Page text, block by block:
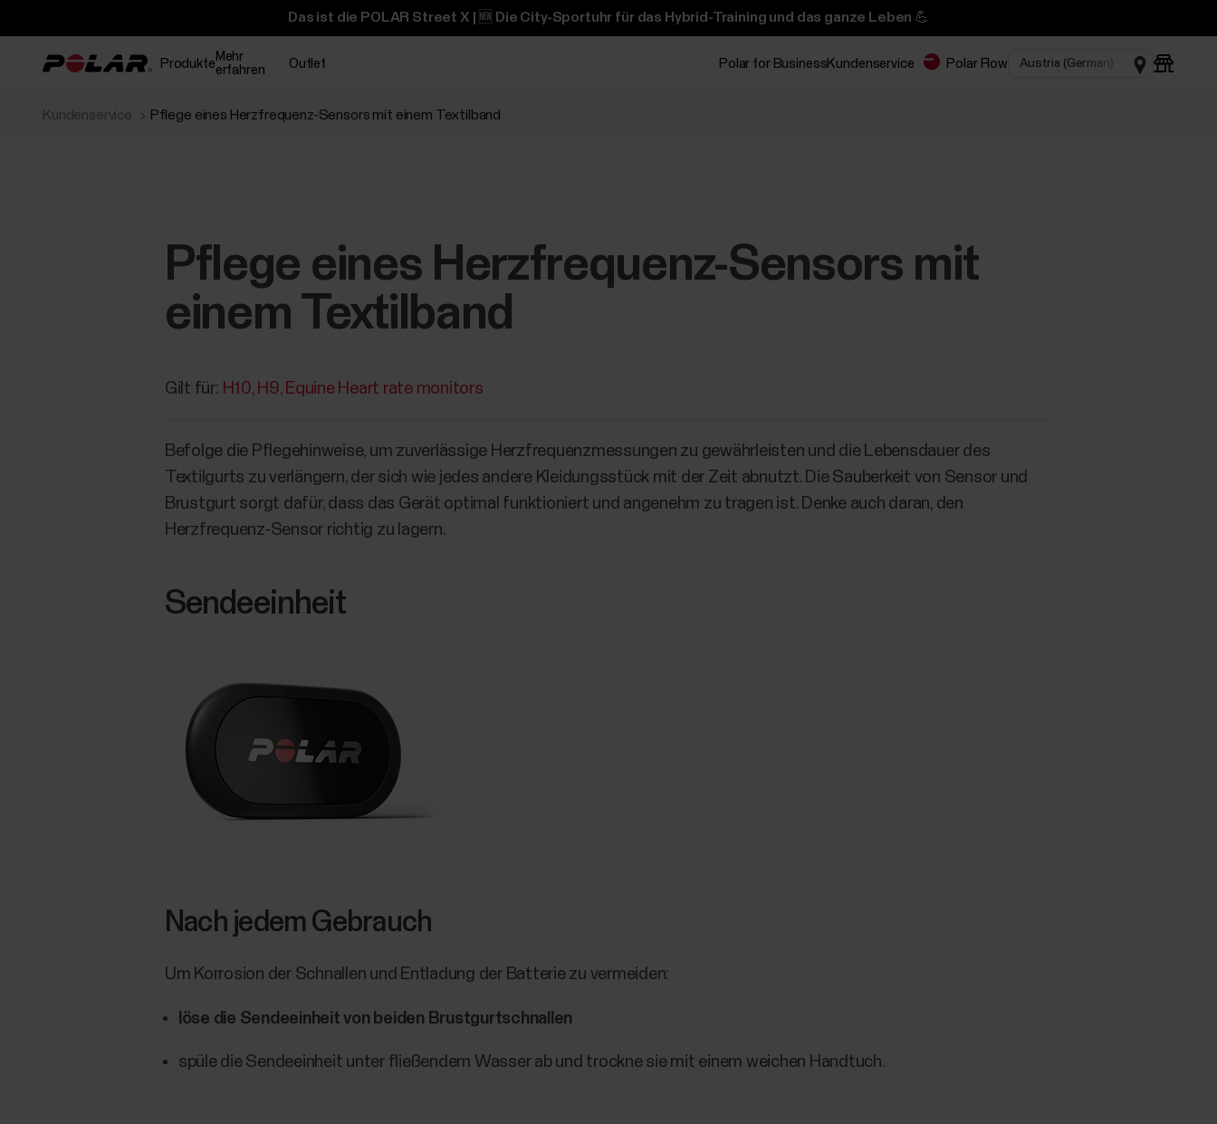
Das ist die POLAR Street X | 🆕 Die City-Sportuhr für das Hybrid-Training und das ganze Leben 💪
Produkte Mehr
erfahren
Outlet Polar for BusinessKundenservice Polar Flow
Kundenservice Pflege eines Herzfrequenz-Sensors mit einem Textilband
Pflege eines Herzfrequenz-Sensors mit
einem Textilband
Gilt für: H10 H9 Equine Heart rate monitors
Befolge die Pflegehinweise, um zuverlässige Herzfrequenzmessungen zu gewährleisten und die Lebensdauer des
Textilgurts zu verlängern, der sich wie jedes andere Kleidungsstück mit der Zeit abnutzt. Die Sauberkeit von Sensor und
Brustgurt sorgt dafür, dass das Gerät optimal funktioniert und angenehm zu tragen ist. Denke auch daran, den
Herzfrequenz-Sensor richtig zu lagern.
Sendeeinheit
Nach jedem Gebrauch
Um Korrosion der Schnallen und Entladung der Batterie zu vermeiden:
löse die Sendeeinheit von beiden Brustgurtschnallen
spüle die Sendeeinheit unter fließendem Wasser ab und trockne sie mit einem weichen Handtuch.